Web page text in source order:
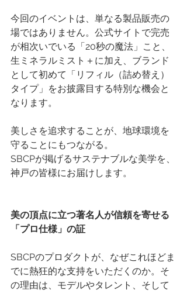
今回のイベントは、単なる製品販売の
場ではありません。公式サイトで完売
が相次いでいる「20秒の魔法」こと、
生ミネラルミスト＋に加え、ブランド
として初めて「リフィル（詰め替え）
タイプ」をお披露目する特別な機会と
なります。
美しさを追求することが、地球環境を
守ることにもつながる。
SBCPが掲げるサステナブルな美学を、
神戸の皆様にお届けします。
美の頂点に立つ著名人が信頼を寄せる
「プロ仕様」の証
SBCPのプロダクトが、なぜこれほどま
でに熱狂的な支持をいただくのか。そ
の理由は、モデルやタレント、そして